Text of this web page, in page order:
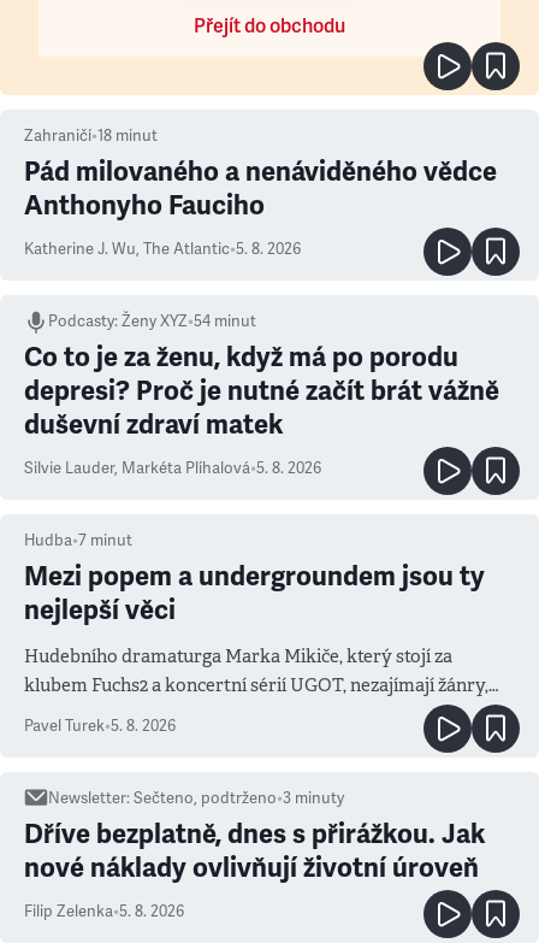
Přejít do obchodu
Zahraničí•18 minut
Pád milovaného a nenáviděného vědce
Anthonyho Fauciho
Katherine J. Wu, The Atlantic•5. 8. 2026
Podcasty:Ženy XYZ•54 minut
Co to je za ženu, když má po porodu
depresi? Proč je nutné začít brát vážně
duševní zdraví matek
Silvie Lauder, Markéta Plíhalová•5. 8. 2026
Hudba•7 minut
Mezi popem a undergroundem jsou ty
nejlepší věci
Hudebního dramaturga Marka Mikiče, který stojí za
klubem Fuchs2 a koncertní sérií UGOT, nezajímají žánry,
ale atmosféra
Pavel Turek•5. 8. 2026
Newsletter:Sečteno, podtrženo•3 minuty
Dříve bezplatně, dnes s přirážkou. Jak
nové náklady ovlivňují životní úroveň
Filip Zelenka•5. 8. 2026